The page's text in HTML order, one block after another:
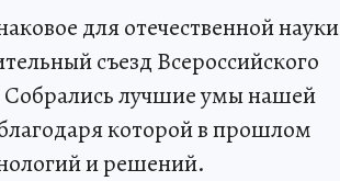
для отечественной науки
съезд Всероссийского
Собрались лучшие умы нашей
которой в прошлом
и решений.